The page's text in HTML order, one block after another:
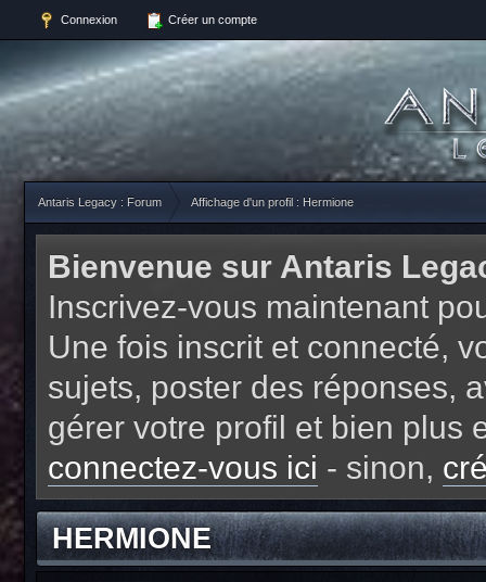
Connexion Créer un compte
Antaris Legacy : Forum Affichage d'un profil : Hermione
Bienvenue sur Antaris
Inscrivez-vous maintenant
Une fois inscrit et connecté,
sujets, poster des réponses,
gérer votre profil et bien plus
connectez-vous ici - sinon,
HERMIONE